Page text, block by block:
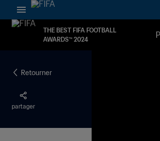
THE BEST FIFA FOOTBALL
AWARDS™ 2024
Retourner
partager